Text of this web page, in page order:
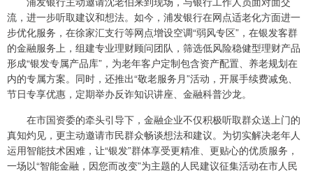
流，进一步听取建议和想法。如今，浦发银行在网点适老化方面进一
步优化服务，在徐家汇支行等网点增设空调“弱风专区”，在银发客群
的金融服务上，组建专业理财顾问团队，筛选低风险稳健型理财产品
形成“银发专属产品库”，为老年客户定制包含资产配置、养老规划在
内的专属方案。同时，还推出“敬老服务月”活动，开展手续费减免、
节日专享优惠，定期举办反诈知识讲座、金融科普沙龙。
在市国资委的牵头引导下，金融企业不仅积极听取群众送上门的
真知灼见，更主动邀请市民群众畅谈想法和建议。为切实解决老年人
运用智能技术困难，让“银发”群体享受更精准、更贴心的优质服务，
一场以“智能金融，因您而改变”为主题的人民建议征集活动在市人民